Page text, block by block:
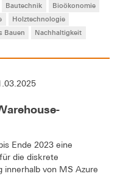
Bautechnik
Bioökonomie
Holztechnologie
Bauen Nachhaltigkeit
Ende 2023 eine
die diskrete
innerhalb von MS Azure